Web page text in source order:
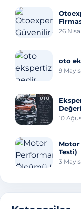
26
oto
9
10
Motor
Testi)
3